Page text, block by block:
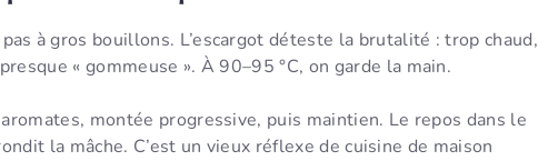
à gros bouillons. L’escargot déteste la brutalité : trop chaud,
« gommeuse ». À 90–95 °C, on garde la main.
montée progressive, puis maintien. Le repos dans le
la mâche. C’est un vieux réflexe de cuisine de maison